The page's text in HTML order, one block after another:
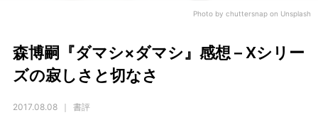
Photo by chuttersnap on Unsplash
森博嗣『ダマシ×ダマシ』感想 – Xシリー
ズの寂しさと切なさ
2017.08.08 書評